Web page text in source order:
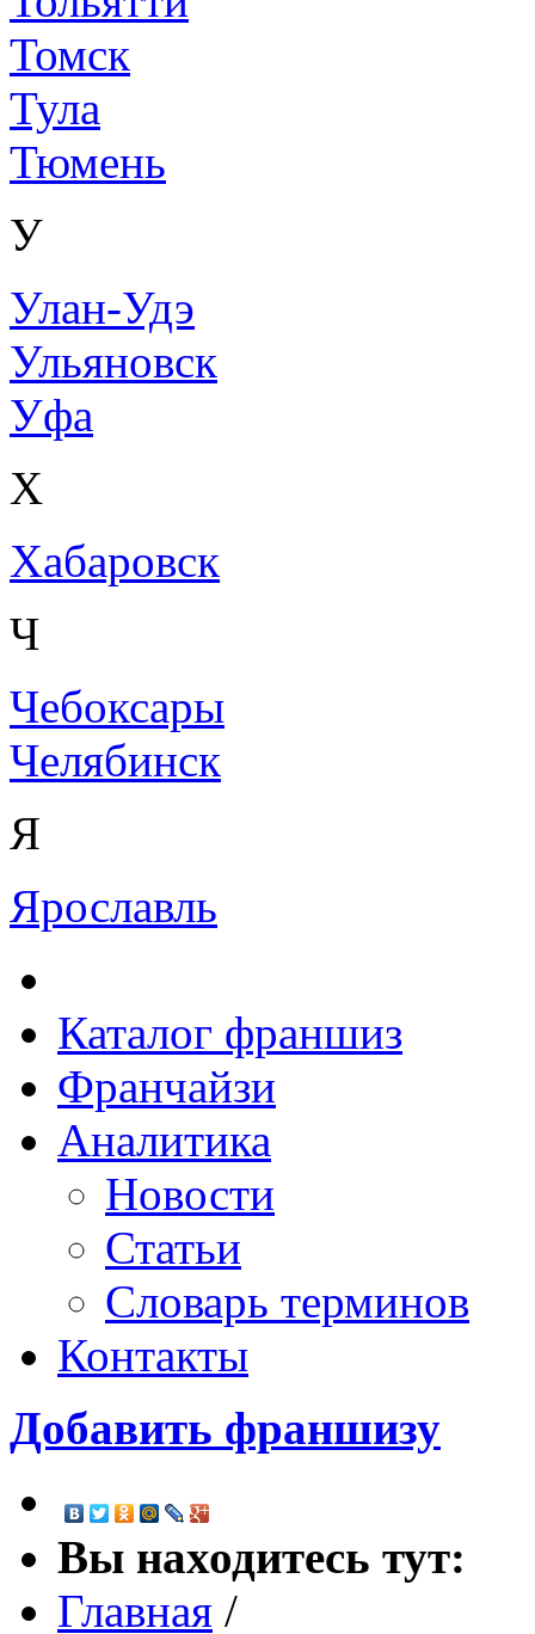
Томск
Тула
Тюмень
У
Улан-Удэ
Ульяновск
Уфа
Х
Хабаровск
Ч
Чебоксары
Челябинск
Я
Ярославль
Каталог франшиз
Франчайзи
Аналитика
Новости
Статьи
Словарь терминов
Контакты
Добавить франшизу
Вы находитесь тут:
Главная /